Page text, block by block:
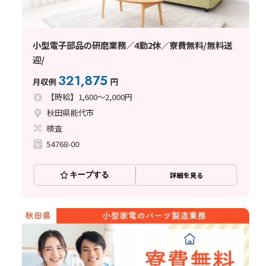
小型電子部品の研磨業務／4勤2休／寮費無料/無料送
迎/
月収例 321,875 円
【時給】1,600～2,000円
秋田県能代市
検査
54768-00
キープする 詳細を見る